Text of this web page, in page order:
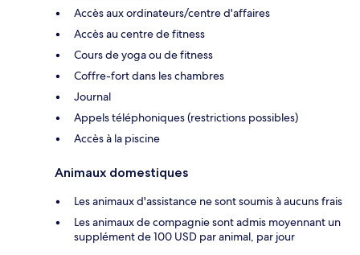
Accès aux ordinateurs/centre d'affaires
Accès au centre de fitness
Cours de yoga ou de fitness
Coffre-fort dans les chambres
Journal
Appels téléphoniques (restrictions possibles)
Accès à la piscine
Animaux domestiques
Les animaux d'assistance ne sont soumis à aucuns frais
Les animaux de compagnie sont admis moyennant un
supplément de 100 USD par animal, par jour